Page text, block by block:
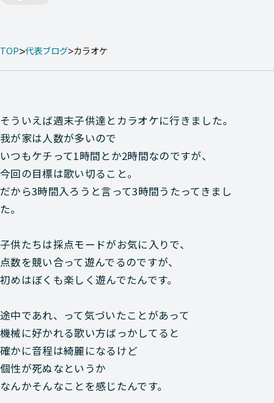
TOP 代表ブログ カラオケ
そういえば週末子供達とカラオケに行きました。
我が家は人数が多いので
いつもケチって1時間とか2時間なのですが、
今回の目標は歌い切ること。
だから3時間入ろうと言って3時間うたってきまし
た。
子供たちは採点モードがお気に入りで、
点数を競い合って遊んでるのですが、
初めはぼくも楽しく遊んでたんです。
途中であれ、って気づいたことがあって
機械に好かれる歌い方ばっかしてると
確かに音程は綺麗になるけど
個性が死ぬなというか
なんかそんなことを感じたんです。